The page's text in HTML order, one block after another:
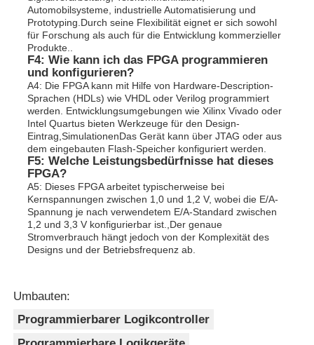
Automobilsysteme, industrielle Automatisierung und
Prototyping.Durch seine Flexibilität eignet er sich sowohl
für Forschung als auch für die Entwicklung kommerzieller
Produkte..
F4: Wie kann ich das FPGA programmieren
und konfigurieren?
A4: Die FPGA kann mit Hilfe von Hardware-Description-
Sprachen (HDLs) wie VHDL oder Verilog programmiert
werden. Entwicklungsumgebungen wie Xilinx Vivado oder
Intel Quartus bieten Werkzeuge für den Design-
Eintrag,SimulationenDas Gerät kann über JTAG oder aus
dem eingebauten Flash-Speicher konfiguriert werden.
F5: Welche Leistungsbedürfnisse hat dieses
FPGA?
A5: Dieses FPGA arbeitet typischerweise bei
Kernspannungen zwischen 1,0 und 1,2 V, wobei die E/A-
Spannung je nach verwendetem E/A-Standard zwischen
1,2 und 3,3 V konfigurierbar ist.,Der genaue
Stromverbrauch hängt jedoch von der Komplexität des
Designs und der Betriebsfrequenz ab.
Umbauten:
Programmierbarer Logikcontroller